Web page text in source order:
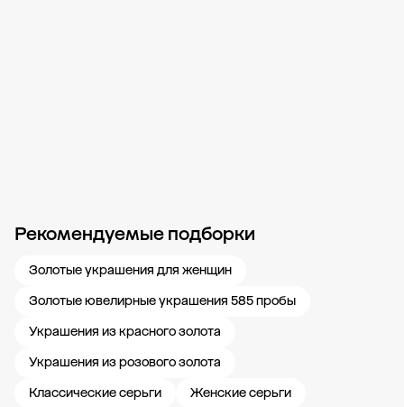
Рекомендуемые подборки
Золотые украшения для женщин
Золотые ювелирные украшения 585 пробы
Украшения из красного золота
Украшения из розового золота
Классические серьги
Женские серьги
Новости компании Журнал ЗОЛОТОЙ Блог